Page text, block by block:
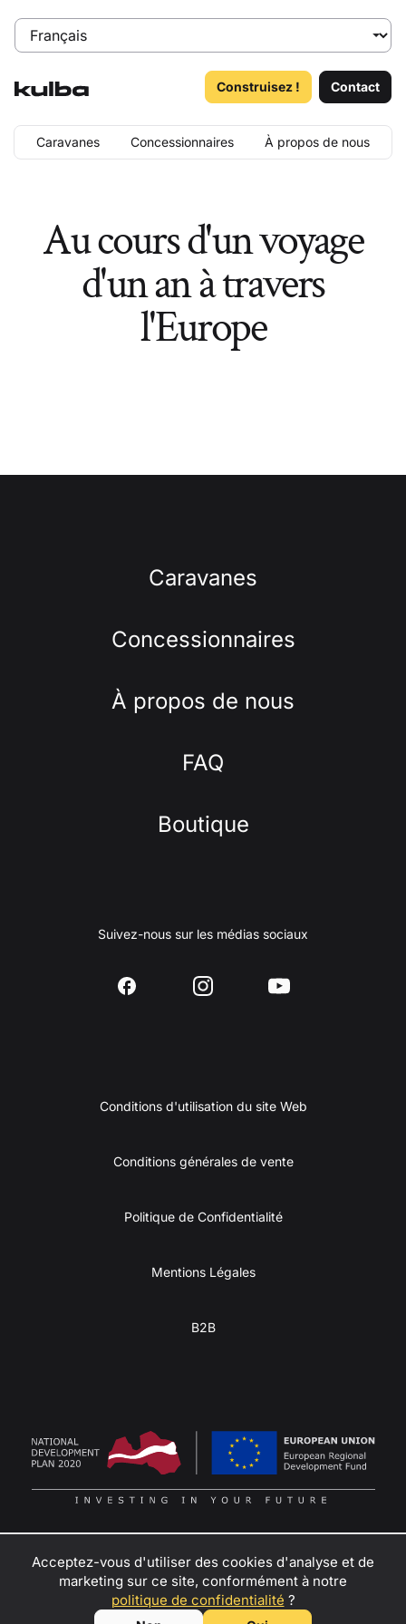
Transformez votre passion pour l’aventure en revenus
contactez-nous
pour devenir revendeur, partenaire de location
Caravanes Concessionnaires À propos de nous
Construisez ! Contact
Au cours d'un voyage
d'un an à travers
l'Europe
Caravanes
Concessionnaires
À propos de nous
FAQ
Boutique
Suivez-nous sur les médias sociaux
Conditions d'utilisation du site Web
Conditions générales de vente
Politique de Confidentialité
Mentions Légales
B2B
Acceptez-vous d'utiliser des cookies d'analyse et de
marketing sur ce site, conformément à notre
politique de confidentialité ?